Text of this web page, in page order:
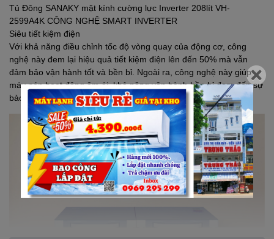
Tủ Đông SANAKY mặt kính cường lực Inverter 208lít VH-
2599A4K CÔNG NGHỆ SMART INVERTER
Siêu tiết kiệm điện
Với khả năng điều chỉnh tốc độ vòng quay của động cơ, công
nghệ này đem lại hiệu quả tiết kiệm điện lên đến 50% mà vẫn
đảm bảo vận hành tốt và bền bỉ. Ngoài ra, công nghệ này giúp
máy nén hoạt động êm ái, khả năng vận hành bền bỉ đem đến sự
bảo quản thực phẩm tuyệt vời cho bạn.